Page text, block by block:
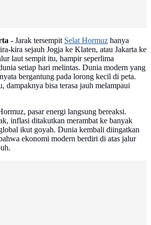
- Jarak tersempit Selat Hormuz hanya
kira sejauh Jogja ke Klaten, atau Jakarta ke
laut sempit itu, hampir seperlima
setiap hari melintas. Dunia modern yang
bergantung pada lorong kecil di peta.
dampaknya bisa terasa jauh melampaui
pasar energi langsung bereaksi.
inflasi ditakutkan merambat ke banyak
ikut goyah. Dunia kembali diingatkan
ekonomi modern berdiri di atas jalur